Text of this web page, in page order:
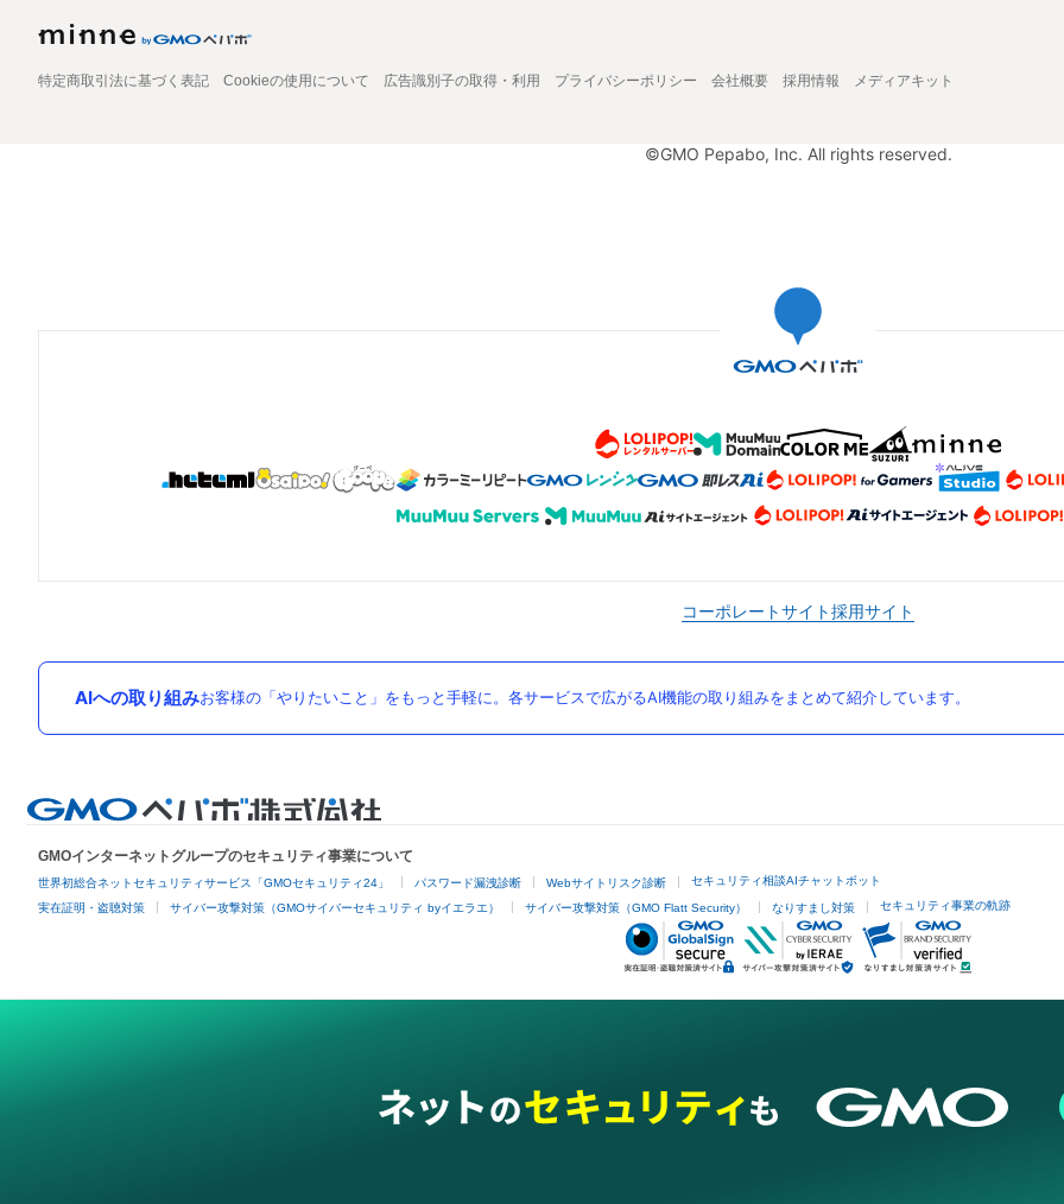
特定商取引法に基づく表記 Cookieの使用について 広告識別子の取得・利用 プライバシーポリシー 会社概要 採用情報 メディアキット
©GMO Pepabo, Inc. All rights reserved.
コーポレートサイト採用サイト
AIへの取り組みお客様の「やりたいこと」をもっと手軽に。各サービスで広がるAI機能の取り組みをまとめて紹介しています。
GMOインターネットグループのセキュリティ事業について
世界初総合ネットセキュリティサービス「GMOセキュリティ24」 パスワード漏洩診断 Webサイトリスク診断 セキュリティ相談AIチャットボット
実在証明・盗聴対策 サイバー攻撃対策（GMOサイバーセキュリティ byイエラエ） サイバー攻撃対策（GMO Flatt Security） なりすまし対策 セキュリティ事業の軌跡